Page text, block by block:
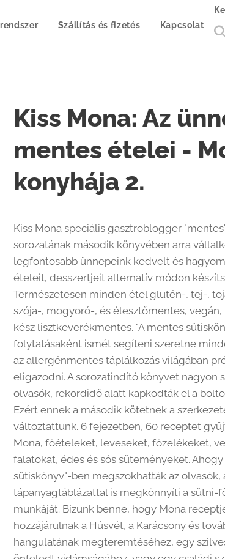
Szállítás és fizetés Kapcsolat
Kiss Mona: Az
mentes ételei -
konyhája 2.
Kiss Mona speciális gasztroblogger
sorozatának második könyvében arra
legfontosabb ünnepeink kedvelt és
ételeit, desszertjeit alternatív módon
Természetesen minden étel glutén-, tej-,
szója-, mogyoró-, és élesztőmentes, vegán,
kész lisztkeverékmentes. "A mentes
folytatásaként ismét segíteni szeretne
az allergénmentes táplálkozás világában
eligazodni. A sorozatindító könyvet nagyon
olvasók, rekordidő alatt kapkodták el a
Ezért ennek a második kötetnek a
változtattunk. 6 fejezetben, 60 receptet
Mona, főételeket, leveseket, főzelékeket,
falatokat, édes és sós süteményeket. Ahogy
sütiskönyv"-ben megszokhatták az olvasók,
tápanyagtáblázattal is megkönnyíti a sütni-
munkáját. Bízunk benne, hogy Mona
hozzájárulnak a Húsvét, a Karácsony és
hangulatának megteremtéséhez, egy